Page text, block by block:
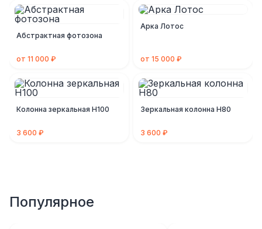
Абстрактная фотозона
от 11 000 ₽
Арка Лотос
от 15 000 ₽
Колонна зеркальная H100
3 600 ₽
Зеркальная колонна H80
3 600 ₽
Популярное